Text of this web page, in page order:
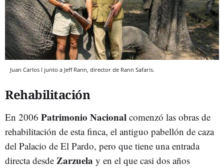
Juan Carlos I junto a Jeff Rann, director de Rann Safaris.
Rehabilitación
En 2006 Patrimonio Nacional comenzó las obras de
rehabilitación de esta finca, el antiguo pabellón de caza
del Palacio de El Pardo, pero que tiene una entrada
directa desde Zarzuela y en el que casi dos años